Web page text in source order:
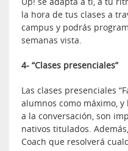
la hora de tus clases a
campus y podrás
semanas vista.
4- “Clases presenciales”
Las clases presenciales
alumnos como máximo, y
a la conversación, son
nativos titulados.
Coach que resolverá